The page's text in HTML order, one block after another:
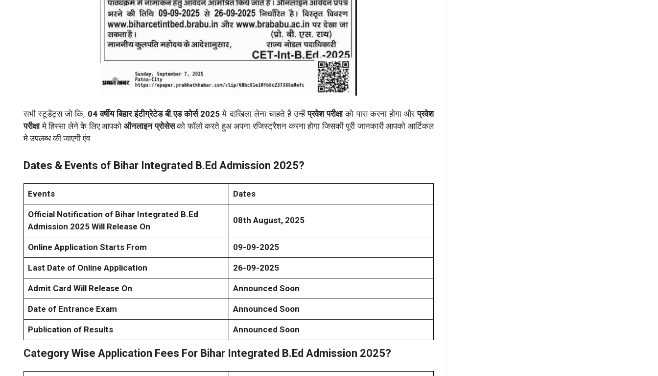
सभी स्टूडेंट्स जो कि, 04 वर्षीय बिहार इंटीग्रेटेड बी.एड कोर्स 2025मे दाखिला लेना चाहते है उन्हेंप्रवेश परीक्षाको पास करना होगा औरप्रवेश
परीक्षामे हिस्सा लेने के लिए आपको ऑनलाइन प्रोसेसको फॉलो करते हुअ अपना रजिस्ट्रैशन करना होगा जिसकी पूरी जानकारी आपको आर्टिकल
मे उपलब्ध की जाएगी एंव
Dates & Events of Bihar Integrated B.Ed Admission 2025?
Events Dates
Official Notification of Bihar Integrated B.Ed
Admission 2025 Will Release On
08th August, 2025
Online Application Starts From 09-09-2025
Last Date of Online Application 26-09-2025
Admit Card Will Release On Announced Soon
Date of Entrance Exam Announced Soon
Publication of Results Announced Soon
Category Wise Application Fees For Bihar Integrated B.Ed Admission 2025?